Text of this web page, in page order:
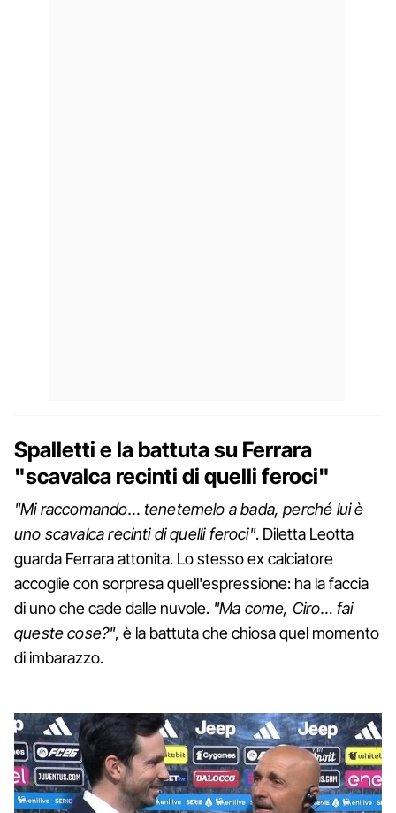
Spalletti e la battuta su Ferrara
"scavalca recinti di quelli feroci"
"Mi raccomando… tenetemelo a bada, perché lui è
uno scavalca recinti di quelli feroci". Diletta Leotta
guarda Ferrara attonita. Lo stesso ex calciatore
accoglie con sorpresa quell'espressione: ha la faccia
di uno che cade dalle nuvole. "Ma come, Ciro… fai
queste cose?", è la battuta che chiosa quel momento
di imbarazzo.